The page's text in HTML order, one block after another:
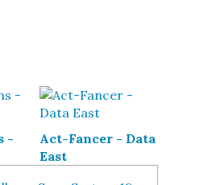
-
Act-Fancer - Data
East